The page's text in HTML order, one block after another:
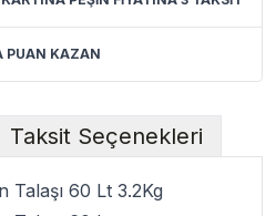
PUAN KAZAN
Taksit Seçenekleri
Talaşı 60 Lt 3.2Kg